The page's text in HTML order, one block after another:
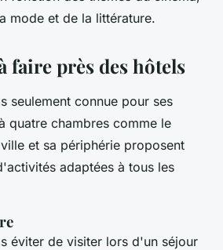
mode et de la littérature.
faire près des hôtels
seulement connue pour ses
quatre chambres comme le
et sa périphérie proposent
adaptées à tous les
éviter de visiter lors d'un séjour